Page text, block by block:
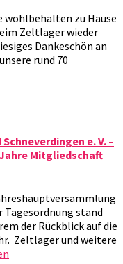
wohlbehalten zu Hause
Zeltlager wieder
Dankeschön an
rund 70
e. V. –
Mitgliedschaft
Tagesordnung stand
der Rückblick auf die
Zeltlager und weitere